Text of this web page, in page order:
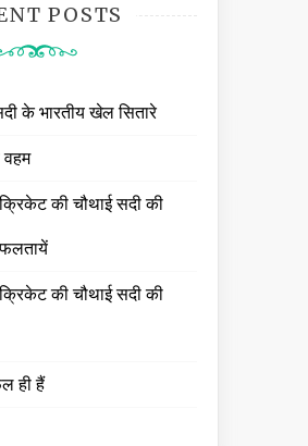
POSTS
के भारतीय खेल सितारे
की चौथाई सदी की
की चौथाई सदी की
ही हैं